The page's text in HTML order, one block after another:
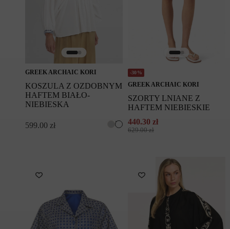
GREEK ARCHAIC KORI
KOSZULA Z OZDOBNYM
HAFTEM BIAŁO-
NIEBIESKA
599.00 zł
-30%
GREEK ARCHAIC KORI
SZORTY LNIANE Z
HAFTEM NIEBIESKIE
629.00zł
Pierwotna
440.30 zł
Aktualna